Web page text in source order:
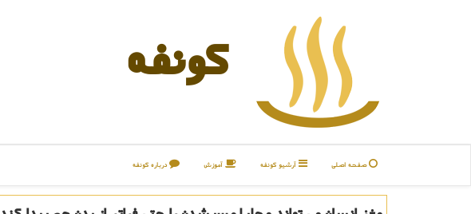
كونفه
صفحه اصلی آرشیو كونفه آموزش درباره كونفه